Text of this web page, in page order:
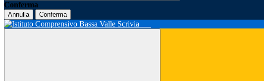
Conferma
Annulla Conferma